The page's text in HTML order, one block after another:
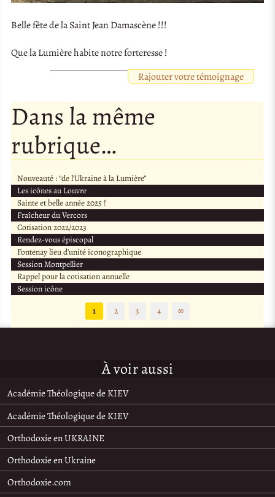
Belle fête de la Saint Jean Damascène !!!
Que la Lumière habite notre forteresse !
Rajouter votre témoignage
Dans la même
rubrique…
Nouveauté : “de l’Ukraine à la Lumière”
Les icônes au Louvre
Sainte et belle année 2025 !
Fraîcheur du Vercors
Cotisation 2022/2023
Rendez-vous épiscopal
Fontenay lieu d’unité iconographique
Session Montpellier
Rappel pour la cotisation annuelle
Session icône
1
2 3 4 ∞
À voir aussi
Académie Théologique de KIEV
Académie Théologique de KIEV
Orthodoxie en UKRAINE
Orthodoxie en Ukraine
Orthodoxie.com